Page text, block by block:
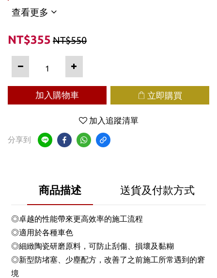
查看更多
NT$355 NT$550
加入購物車 立即購買
加入追蹤清單
分享到
商品描述 送貨及付款方式
◎卓越的性能帶來更高效率的施工流程
◎適用於各種車色
◎細緻陶瓷研磨原料，可防止刮傷、損壞及黏糊
◎新型防堵塞、少塵配方，改善了之前施工所常遇到的窘
境